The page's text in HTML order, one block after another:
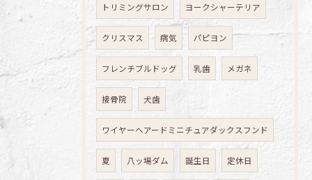
トリミングサロン ヨークシャーテリア
クリスマス 病気 パピヨン
フレンチブルドッグ 乳歯 メガネ
接骨院 犬歯
ワイヤーヘアードミニチュアダックスフンド
夏 八ッ場ダム 誕生日 定休日